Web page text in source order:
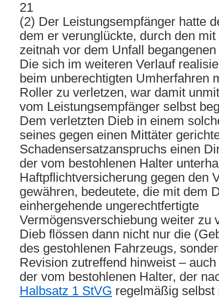
21
(2) Der Leistungsempfänger hatte
dem er verunglückte, durch den
zeitnah vor dem Unfall
Die sich im weiteren Verlauf
beim unberechtigten Umherfahren
Roller zu verletzen, war damit
vom Leistungsempfänger selbst
Dem verletzten Dieb in einem
seines gegen einen Mittäter
Schadensersatzanspruchs einen
der vom bestohlenen Halter
Haftpflichtversicherung gegen den
gewähren, bedeutete, die mit dem
einhergehende ungerechtfertigte
Vermögensverschiebung weiter zu
Dieb flössen dann nicht nur die
des gestohlenen Fahrzeugs,
Revision zutreffend hinweist –
der vom bestohlenen Halter, der
Halbsatz 1 StVG regelmäßig selbst